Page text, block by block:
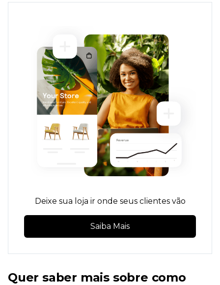
Deixe sua loja ir onde seus clientes vão
Saiba Mais
Quer saber mais sobre como